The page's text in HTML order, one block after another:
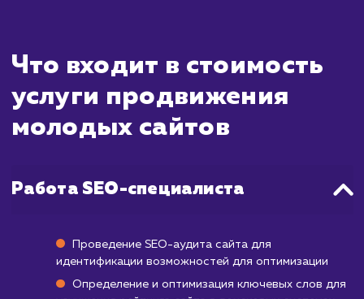
сайтов. Это связано с тем, что новые сайты
не успели обрести авторитет в
поисковых систем. Однако, несмотря на
первые результаты могут начать
полноценное продвижение в ТОП может
от 6 месяцев до года.
Учитывая особенности продвижения
сайтов, мы разрабатываем
стратегии, которые включают в себя не